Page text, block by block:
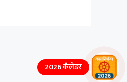
2026 कॅलेंडर